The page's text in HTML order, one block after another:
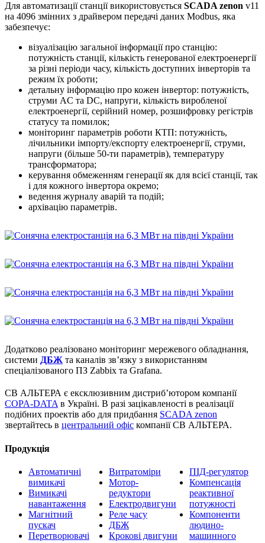
Для автоматизації станції використовується SCADA zenon v11
на 4096 змінних з драйвером передачі даних Modbus, яка
забезпечує:
візуалізацію загальної інформації про станцію:
потужність станції, кількість генерованої електроенергії
за різні періоди часу, кількість доступних інверторів та
режим їх роботи;
детальну інформацію про кожен інвертор: потужність,
струми AC та DC, напруги, кількість виробленої
електроенергії, серійний номер, розшифровку регістрів
статусу та помилок;
моніторинг параметрів роботи КТП: потужність,
лічильники імпорту/експорту електроенергії, струми,
напруги (більше 50-ти параметрів), температуру
трансформатора;
керування обмеженням генерації як для всієї станції, так
і для кожного інвертора окремо;
ведення журналу аварій та подій;
архівацію параметрів.
Додатково реалізовано моніторинг мережевого обладнання,
системи ДБЖ та каналів зв’язку з використанням
спеціалізованого ПЗ Zabbix та Grafana.
СВ АЛЬТЕРА є ексклюзивним дистриб’ютором компанії
COPA-DATAв Україні. В разі зацікавленості в реалізації
подібних проектів або для придбання SCADA zenon
звертайтесь в центральний офіс компанії СВ АЛЬТЕРА.
Продукція
Автоматичні
вимикачі
Вимикачі
навантаження
Магнітний
пускач
Перетворювачі
Витратоміри
Мотор-
редуктори
Електродвигуни
Реле часу
ДБЖ
Крокові двигуни
ПІД-регулятор
Компенсація
реактивної
потужності
Компоненти
людино-
машинного